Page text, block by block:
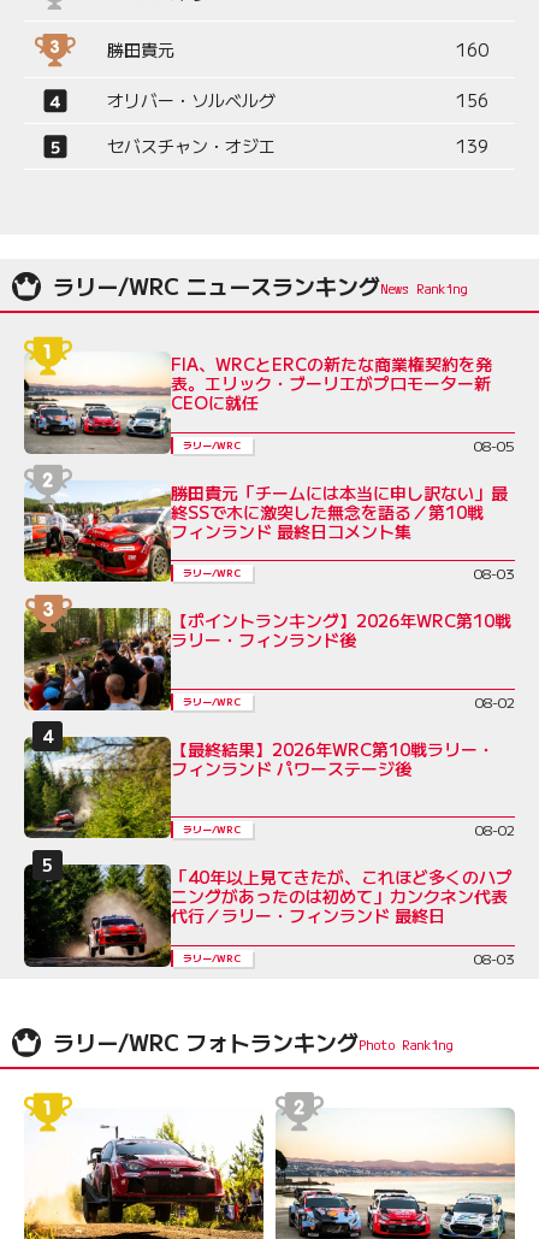
勝田貴元 160
オリバー・ソルベルグ
156
セバスチャン・オジエ
139
ラリー/WRC ニュースランキング
FIA、WRCとERCの新たな商業権契約を発
表。エリック・ブーリエがプロモーター新
CEOに就任
ラリー/WRC 08-05
勝田貴元「チームには本当に申し訳ない」最
終SSで木に激突した無念を語る／第10戦
フィンランド 最終日コメント集
ラリー/WRC 08-03
【ポイントランキング】2026年WRC第10戦
ラリー・フィンランド後
ラリー/WRC 08-02
【最終結果】2026年WRC第10戦ラリー・
フィンランド パワーステージ後
ラリー/WRC 08-02
「40年以上見てきたが、これほど多くのハプ
ニングがあったのは初めて」カンクネン代表
代行／ラリー・フィンランド 最終日
ラリー/WRC 08-03
ラリー/WRC フォトランキング